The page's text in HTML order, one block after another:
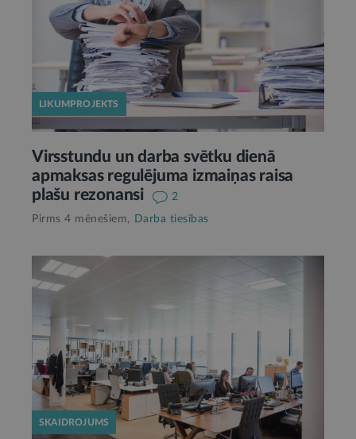
LIKUMPROJEKTS
Virsstundu un darba svētku dienā
apmaksas regulējuma izmaiņas raisa
plašu rezonansi
2
Pirms 4 mēnešiem,
Darba tiesības
SKAIDROJUMS